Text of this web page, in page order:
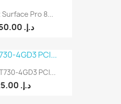
Pro 8...
7,650.00 د.إ.‏
4GD3 PCI...
425.00 د.إ.‏